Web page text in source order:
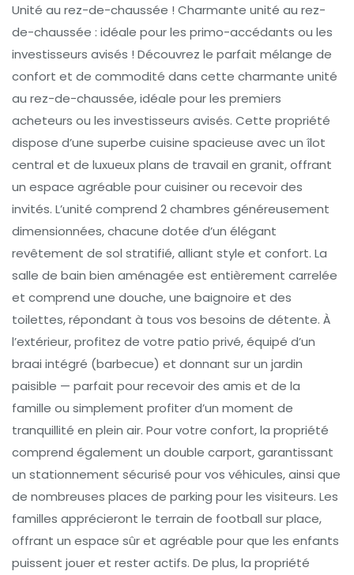
Unité au rez-de-chaussée ! Charmante unité au rez-
de-chaussée : idéale pour les primo-accédants ou les
investisseurs avisés ! Découvrez le parfait mélange de
confort et de commodité dans cette charmante unité
au rez-de-chaussée, idéale pour les premiers
acheteurs ou les investisseurs avisés. Cette propriété
dispose d’une superbe cuisine spacieuse avec un îlot
central et de luxueux plans de travail en granit, offrant
un espace agréable pour cuisiner ou recevoir des
invités. L’unité comprend 2 chambres généreusement
dimensionnées, chacune dotée d’un élégant
revêtement de sol stratifié, alliant style et confort. La
salle de bain bien aménagée est entièrement carrelée
et comprend une douche, une baignoire et des
toilettes, répondant à tous vos besoins de détente. À
l’extérieur, profitez de votre patio privé, équipé d’un
braai intégré (barbecue) et donnant sur un jardin
paisible — parfait pour recevoir des amis et de la
famille ou simplement profiter d’un moment de
tranquillité en plein air. Pour votre confort, la propriété
comprend également un double carport, garantissant
un stationnement sécurisé pour vos véhicules, ainsi que
de nombreuses places de parking pour les visiteurs. Les
familles apprécieront le terrain de football sur place,
offrant un espace sûr et agréable pour que les enfants
puissent jouer et rester actifs. De plus, la propriété